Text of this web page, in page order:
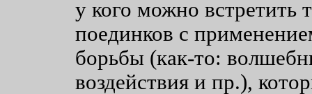
у кого можно встретить
поединков с
борьбы (как-то:
воздействия и пр.),